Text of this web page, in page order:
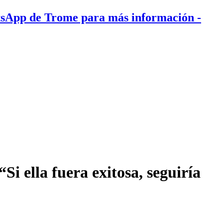
de Trome para más información -
ella fuera exitosa, seguiría